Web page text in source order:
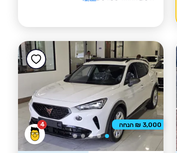
4 3,000 ₪ הנחה